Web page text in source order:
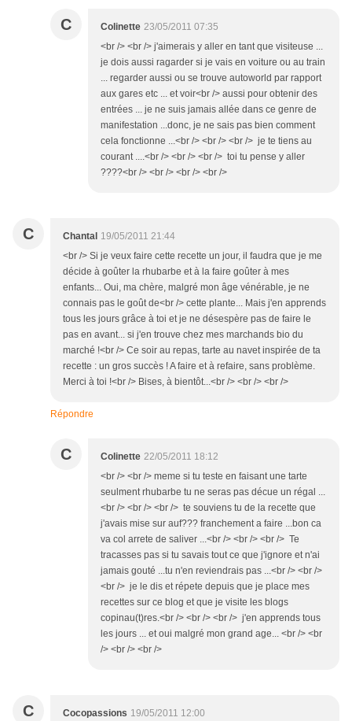
C Colinette 23/05/2011 07:35
<br /> <br /> j'aimerais y aller en tant que visiteuse ...
je dois aussi ragarder si je vais en voiture ou au train
... regarder aussi ou se trouve autoworld par rapport
aux gares etc ... et voir<br /> aussi pour obtenir des
entrées ... je ne suis jamais allée dans ce genre de
manifestation ...donc, je ne sais pas bien comment
cela fonctionne ...<br /> <br /> <br /> je te tiens au
courant ....<br /> <br /> <br /> toi tu pense y aller
????<br /> <br /> <br /> <br />
C Chantal 19/05/2011 21:44
<br /> Si je veux faire cette recette un jour, il faudra que je me
décide à goûter la rhubarbe et à la faire goûter à mes
enfants... Oui, ma chère, malgré mon âge vénérable, je ne
connais pas le goût de<br /> cette plante... Mais j'en apprends
tous les jours grâce à toi et je ne désespère pas de faire le
pas en avant... si j'en trouve chez mes marchands bio du
marché !<br /> Ce soir au repas, tarte au navet inspirée de ta
recette : un gros succès ! A faire et à refaire, sans problème.
Merci à toi !<br /> Bises, à bientôt...<br /> <br /> <br />
Répondre
C Colinette 22/05/2011 18:12
<br /> <br /> meme si tu teste en faisant une tarte
seulment rhubarbe tu ne seras pas décue un régal ...
<br /> <br /> <br /> te souviens tu de la recette que
j'avais mise sur auf??? franchement a faire ...bon ca
va col arrete de saliver ...<br /> <br /> <br /> Te
tracasses pas si tu savais tout ce que j'ignore et n'ai
jamais gouté ...tu n'en reviendrais pas ...<br /> <br />
<br /> je le dis et répete depuis que je place mes
recettes sur ce blog et que je visite les blogs
copinau(t)res.<br /> <br /> <br /> j'en apprends tous
les jours ... et oui malgré mon grand age... <br /> <br
/> <br /> <br />
C Cocopassions 19/05/2011 12:00